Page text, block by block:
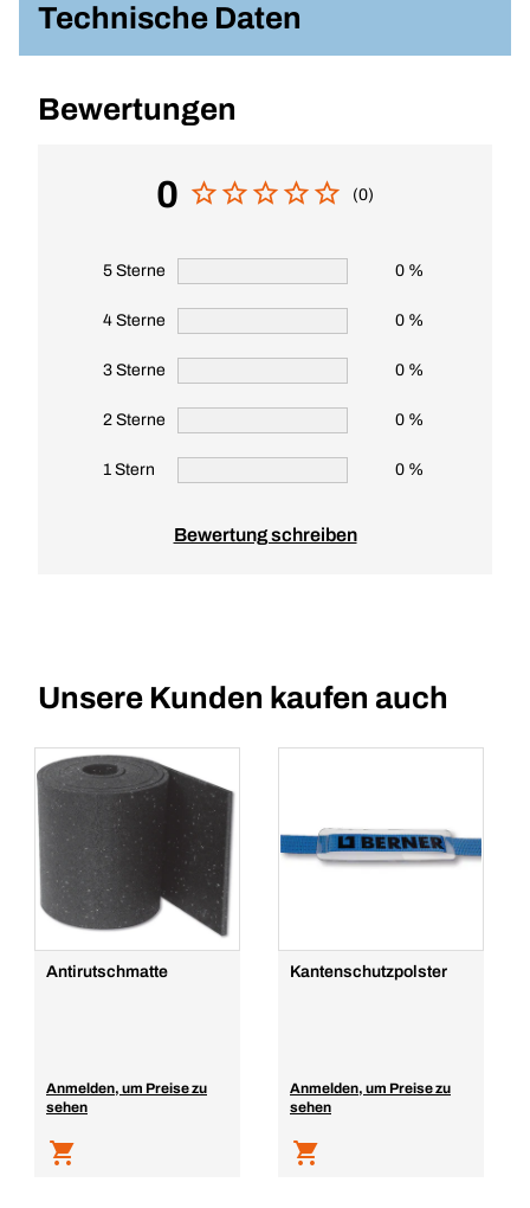
Technische Daten
Bewertungen
0 (0)
5 Sterne 0 %
4 Sterne 0 %
3 Sterne 0 %
2 Sterne 0 %
1 Stern 0 %
Bewertung schreiben
Unsere Kunden kaufen auch
Antirutschmatte
Anmelden, um Preise zu
sehen
Kantenschutzpolster
Anmelden, um Preise zu
sehen